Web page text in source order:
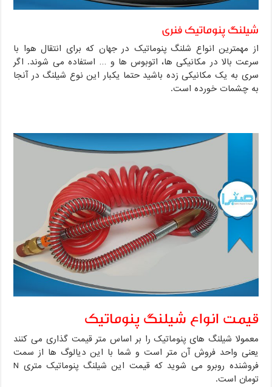
شیلنگ پنوماتیک فنری
از مهمترین انواع شلنگ پنوماتیک در جهان که برای انتقال هوا با
سرعت بالا در مکانیکی ها، اتوبوس ها و … استفاده می شوند. اگر
سری به یک مکانیکی زده باشید حتما یکبار این نوع شیلنگ در آنجا
به چشمات خورده است.
قیمت انواع شیلنگ پنوماتیک
معمولا شیلنگ های پنوماتیک را بر اساس متر قیمت گذاری می کنند
یعنی واحد فروش آن متر است و شما با این دیالوگ ها از سمت
فروشنده روبرو می شوید که قیمت این شیلنگ پنوماتیک متری N
تومان است.